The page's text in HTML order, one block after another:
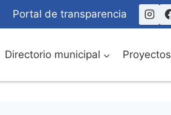
Portal de transparencia
Directorio municipal Proyectos